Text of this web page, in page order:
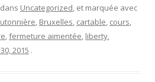
Uncategorized, et marquée avec
, Bruxelles, cartable, cours,
,fermeture aimentée, liberty,
2015 .